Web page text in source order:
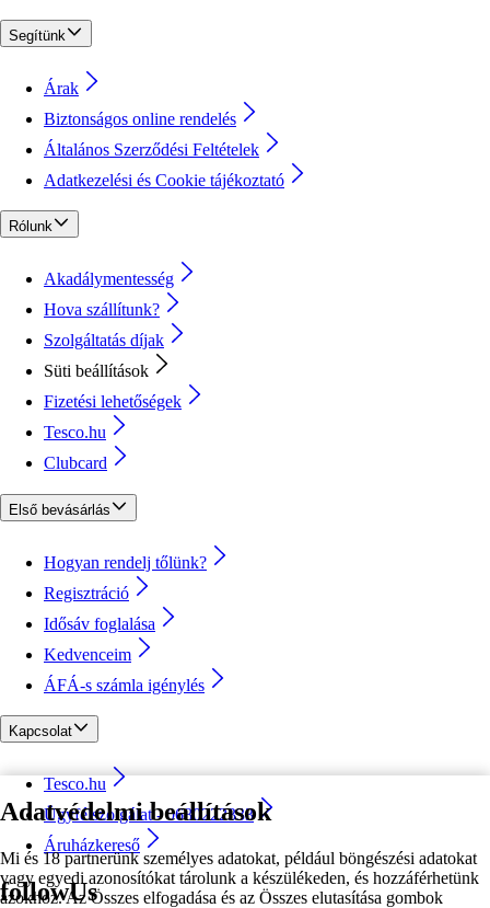
Adatvédelmi beállítások
Mi és 18 partnerünk személyes adatokat, például böngészési adatokat
vagy egyedi azonosítókat tárolunk a készülékeden, és hozzáférhetünk
azokhoz. Az Összes elfogadása és az Összes elutasítása gombok
Segítünk
Árak
Biztonságos online rendelés
Általános Szerződési Feltételek
Adatkezelési és Cookie tájékoztató
Rólunk
Akadálymentesség
Hova szállítunk?
Szolgáltatás díjak
Süti beállítások
Fizetési lehetőségek
Tesco.hu
Clubcard
Első bevásárlás
Hogyan rendelj tőlünk?
Regisztráció
Idősáv foglalása
Kedvenceim
ÁFÁ-s számla igénylés
Kapcsolat
Tesco.hu
Ügyfélszolgálat - 0680222333
Áruházkereső
followUs